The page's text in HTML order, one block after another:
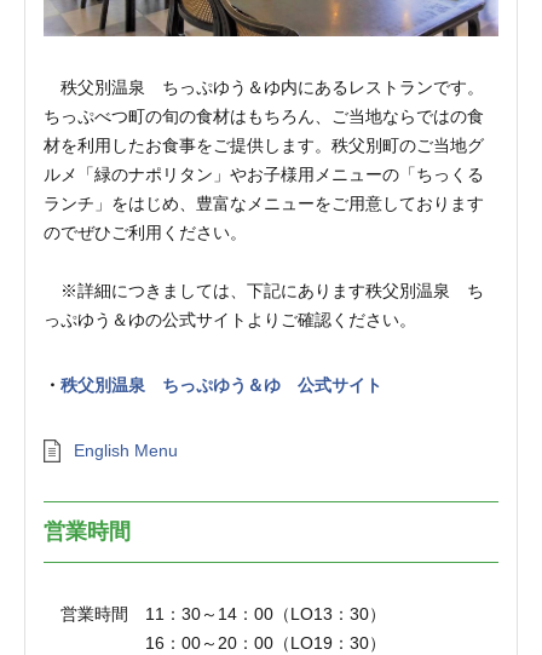
秩父別温泉 ちっぷゆう＆ゆ内にあるレストランです。
ちっぷべつ町の旬の食材はもちろん、ご当地ならではの食
材を利用したお食事をご提供します。秩父別町のご当地グ
ルメ「緑のナポリタン」やお子様用メニューの「ちっくる
ランチ」をはじめ、豊富なメニューをご用意しております
のでぜひご利用ください。
※詳細につきましては、下記にあります秩父別温泉 ち
っぷゆう＆ゆの公式サイトよりご確認ください。
秩父別温泉 ちっぷゆう＆ゆ 公式サイト
English Menu
営業時間
営業時間 11：30～14：00（LO13：30）
16：00～20：00（LO19：30）